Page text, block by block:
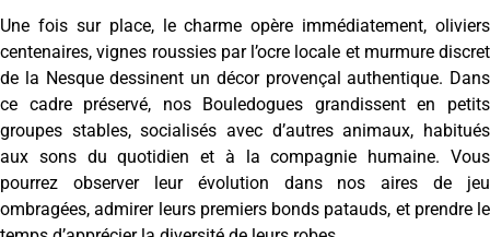
Une fois sur place, le charme opère immédiatement, oliviers
centenaires, vignes roussies par l’ocre locale et murmure discret
de la Nesque dessinent un décor provençal authentique. Dans
ce cadre préservé, nos Bouledogues grandissent en petits
groupes stables, socialisés avec d’autres animaux, habitués
aux sons du quotidien et à la compagnie humaine. Vous
pourrez observer leur évolution dans nos aires de jeu
ombragées, admirer leurs premiers bonds patauds, et prendre le